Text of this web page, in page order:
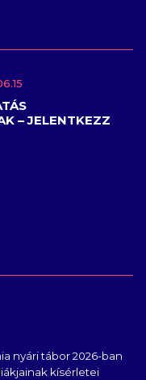
– JELENTKEZZ
nyári tábor 2026-ban
kísérletei